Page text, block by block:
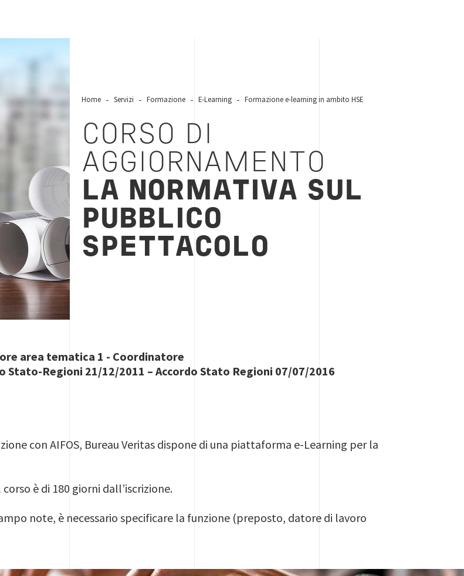
Home Servizi Formazione E-Learning Formazione e-learning in ambito HSE
CORSO DI
AGGIORNAMENTO
LA NORMATIVA SUL
PUBBLICO
SPETTACOLO
area tematica 1 - Coordinatore
Stato-Regioni 21/12/2011 – Accordo Stato Regioni 07/07/2016
con AIFOS, Bureau Veritas dispone di una piattaforma e-Learning per la
è di 180 giorni dall’iscrizione.
note, è necessario specificare la funzione (preposto, datore di lavoro